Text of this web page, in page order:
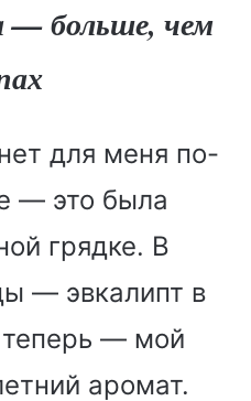
— больше, чем
для меня по-
— это была
грядке. В
— эвкалипт в
— мой
аромат.